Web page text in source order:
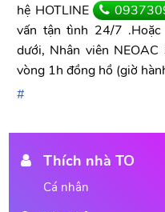
hệ HOTLINE
vấn tận tình 24/7
dưới, Nhân viên
vòng 1h đồng hồ (giờ
Thích nhà TO
Cá nhân